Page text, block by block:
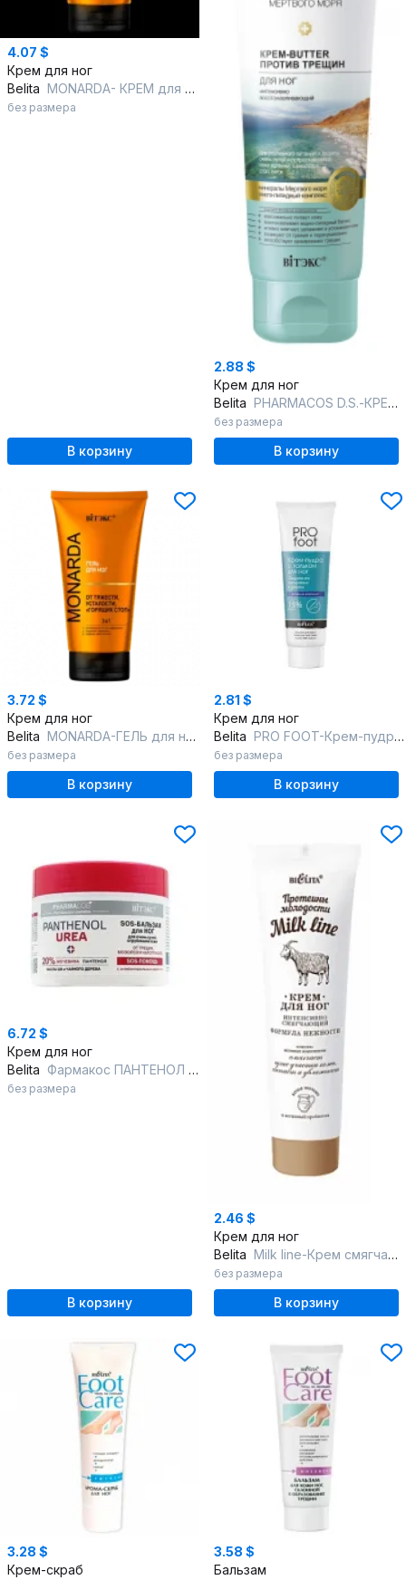
4.07 $
Крем для ног
Belita MONARDA- КРЕМ для ног ОТ СУХИХ,ОГРУБЕВШИХ ПЯТОК 3в1 с целебным экстр.м
без размера
В корзину
2.88 $
Крем для ног
Belita PHARMACOS D.S.-КРЕМ-butter для НОГ пр/трещин восстанавл
без размера
В корзину
3.72 $
Крем для ног
Belita MONARDA-ГЕЛЬ для ног ОТ ТЯЖЕСТИ,УСТАЛОСТИ,ГОРЯЩИХ СТОП 3в1 c троксерут
без размера
В корзину
2.81 $
Крем для ног
Belita PRO FOOT-Крем-пудра с тальком д/ног "Защита от натирания и запаха"
без размера
В корзину
6.72 $
Крем для ног
Belita Фармакос ПАНТЕНОЛ SOS-Бальзам для ног.д/оч.сух.огруб.кожи от трещин,мо
без размера
В корзину
2.46 $
Крем для ног
Belita Мilk line-Крем смягчающий для НОГ Формула нежности
без размера
В корзину
3.28 $
Крем-скраб
3.58 $
Бальзам